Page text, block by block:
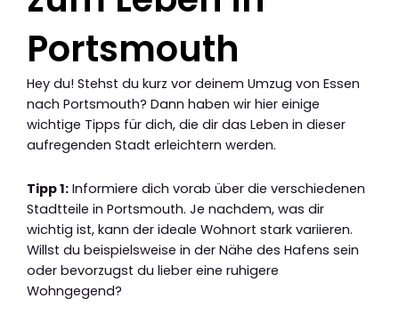
Portsmouth
Hey du! Stehst du kurz vor deinem Umzug von Essen
nach Portsmouth? Dann haben wir hier einige
wichtige Tipps für dich, die dir das Leben in dieser
aufregenden Stadt erleichtern werden.
Tipp 1: Informiere dich vorab über die verschiedenen
Stadtteile in Portsmouth. Je nachdem, was dir
wichtig ist, kann der ideale Wohnort stark variieren.
Willst du beispielsweise in der Nähe des Hafens sein
oder bevorzugst du lieber eine ruhigere
Wohngegend?